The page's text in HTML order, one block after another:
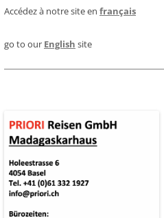
OKTOBER: KLIMA UND WETTER IN
Accédez à notre site en français
go to our English site